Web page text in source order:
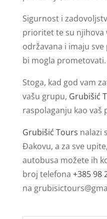
Sigurnost i
prioritet te su njihova
održavana i imaju
bi mogla prometovati.
Stoga, kad god vam
vašu grupu, Grubišić
raspolaganju kao
Grubišić Tours nalazi
Đakovu, a za sve
autobusa možete ih
broj telefona +385 98
na